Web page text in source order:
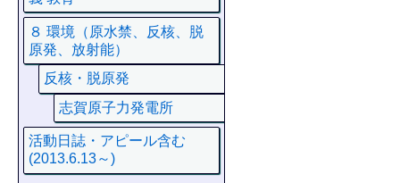
８ 環境（原水禁、反核、脱
原発、放射能）
反核・脱原発
志賀原子力発電所
活動日誌・アピール含む
(2013.6.13～)